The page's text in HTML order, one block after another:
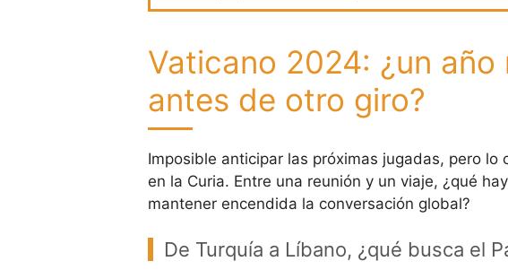
Vaticano 2024: ¿un
antes de otro giro?
Imposible anticipar las próximas jugadas, pero
en la Curia. Entre una reunión y un viaje, ¿qué
mantener encendida la conversación global?
De Turquía a Líbano, ¿qué busca el